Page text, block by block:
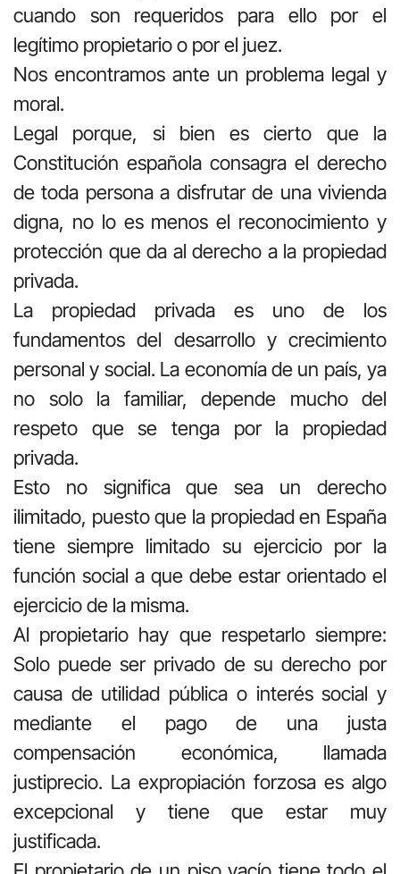
cuando son requeridos para ello por el
legítimo propietario o por el juez.
Nos encontramos ante un problema legal y
moral.
Legal porque, si bien es cierto que la
Constitución española consagra el derecho
de toda persona a disfrutar de una vivienda
digna, no lo es menos el reconocimiento y
protección que da al derecho a la propiedad
privada.
La propiedad privada es uno de los
fundamentos del desarrollo y crecimiento
personal y social. La economía de un país, ya
no solo la familiar, depende mucho del
respeto que se tenga por la propiedad
privada.
Esto no significa que sea un derecho
ilimitado, puesto que la propiedad en España
tiene siempre limitado su ejercicio por la
función social a que debe estar orientado el
ejercicio de la misma.
Al propietario hay que respetarlo siempre:
Solo puede ser privado de su derecho por
causa de utilidad pública o interés social y
mediante el pago de una justa
compensación económica, llamada
justiprecio. La expropiación forzosa es algo
excepcional y tiene que estar muy
justificada.